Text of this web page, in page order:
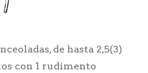
de hasta 2,5(3)
con 1 rudimento